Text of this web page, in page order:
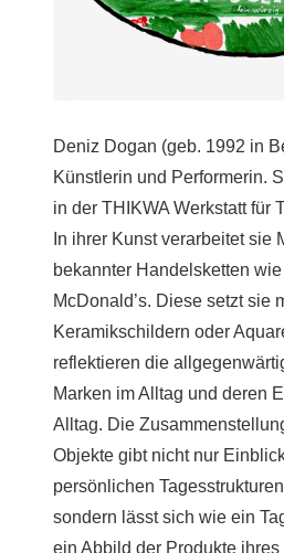
Deniz Dogan (geb. 1992 in
Künstlerin und Performerin.
in der THIKWA Werkstatt für
In ihrer Kunst verarbeitet sie
bekannter Handelsketten
McDonald’s. Diese setzt sie
Keramikschildern oder
reflektieren die
Marken im Alltag und deren
Alltag. Die
Objekte gibt nicht nur
persönlichen
sondern lässt sich wie ein
ein Abbild der Produkte